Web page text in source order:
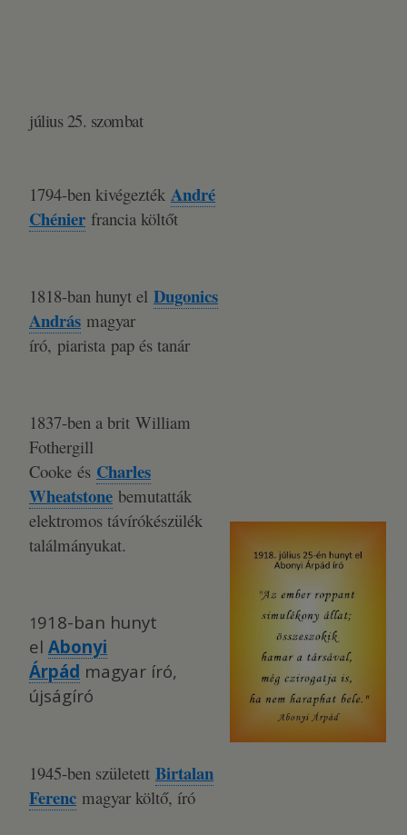
július 25. szombat
1794-ben kivégezték André
Chénier francia költőt
1818-ban hunyt el Dugonics
András magyar
író, piarista pap és tanár
1837-ben a brit William
Fothergill
Cooke és Charles
Wheatstone bemutatták
elektromos távírókészülék
találmányukat.
1918-ban hunyt
el Abonyi
Árpád magyar író,
újságíró
1945-ben született Birtalan
Ferenc magyar költő, író